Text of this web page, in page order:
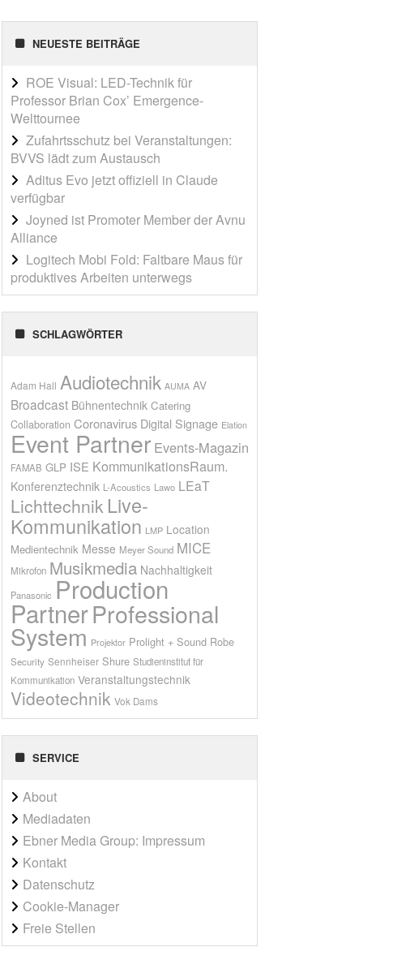
NEUESTE BEITRÄGE
ROE Visual: LED-Technik für
Professor Brian Cox’ Emergence-
Welttournee
Zufahrtsschutz bei Veranstaltungen:
BVVS lädt zum Austausch
Aditus Evo jetzt offiziell in Claude
verfügbar
Joyned ist Promoter Member der Avnu
Alliance
Logitech Mobi Fold: Faltbare Maus für
produktives Arbeiten unterwegs
SCHLAGWÖRTER
Adam Hall Audiotechnik AUMA AV
Broadcast Bühnentechnik Catering
Collaboration Coronavirus Digital Signage Elation
Event Partner Events-Magazin
FAMAB GLP ISE KommunikationsRaum.
Konferenztechnik L-Acoustics Lawo LEaT
Lichttechnik Live-
Kommunikation LMP Location
Medientechnik Messe Meyer Sound MICE
Mikrofon Musikmedia Nachhaltigkeit
Panasonic Production
PartnerProfessional
System Projektor Prolight + Sound Robe
Security Sennheiser Shure Studieninstitut für
Kommunikation Veranstaltungstechnik
Videotechnik Vok Dams
SERVICE
About
Mediadaten
Ebner Media Group: Impressum
Kontakt
Datenschutz
Cookie-Manager
Freie Stellen